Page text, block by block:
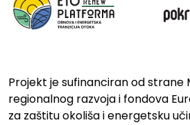
Projekt je sufinanciran od strane
regionalnog razvoja i fondova
za zaštitu okoliša i energetsku